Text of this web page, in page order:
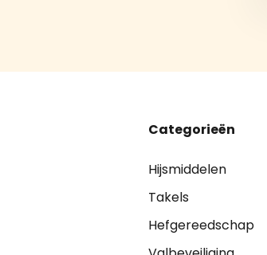
Categorieën
Hijsmiddelen
Takels
Hefgereedschap